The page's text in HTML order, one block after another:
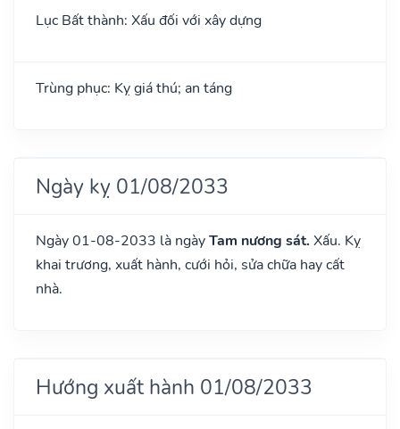
Lục Bất thành: Xấu đối với xây dựng
Trùng phục: Kỵ giá thú; an táng
Ngày kỵ 01/08/2033
Ngày 01-08-2033 là ngàyTam nương sát. Xấu. Kỵ
khai trương, xuất hành, cưới hỏi, sửa chữa hay cất
nhà.
Hướng xuất hành 01/08/2033